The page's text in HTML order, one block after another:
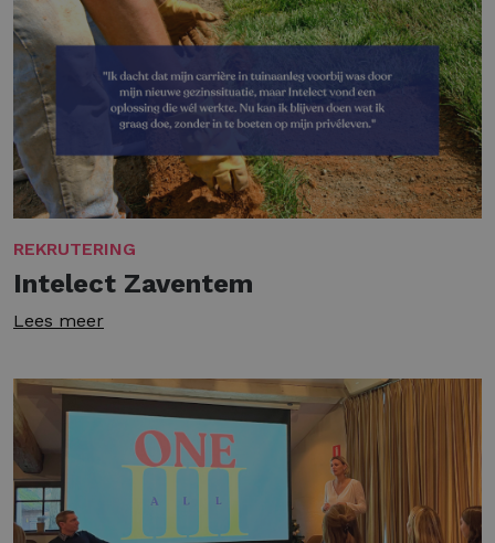
REKRUTERING
Intelect Zaventem
Lees meer